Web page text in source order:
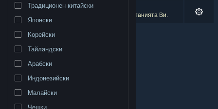
Смяна на езика
Традиционен китайски
Японски
Корейски
Тайландски
Арабски
Индонезийски
Малайски
Чешки
0 резултата съответстват на търсенето Ви.
2 заглавия бяха изключени спрямо предпочитанията Ви.